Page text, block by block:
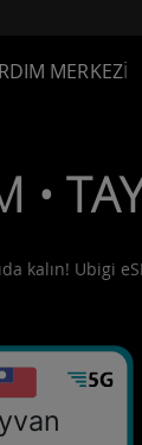
MERKEZİ
•
kalın! Ubigi